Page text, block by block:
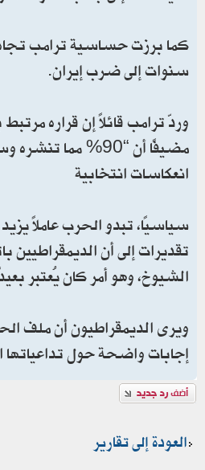
كما برزت حساسية ترامب تجاه
سنوات إلى ضرب إيران.
مضيفًا أن “90% مما تنشره وسائل الإعلام مزيف ومختلق”.
انعكاسات انتخابية
سياسيًا، تبدو الحرب عاملًا
تقديرات إلى أن
الشيوخ، وهو أمر كان يُعتبر
ويرى الديمقراطيون أن ملف
إجابات واضحة حول تداعياتها
إضافة رد
العودة إلى تقارير